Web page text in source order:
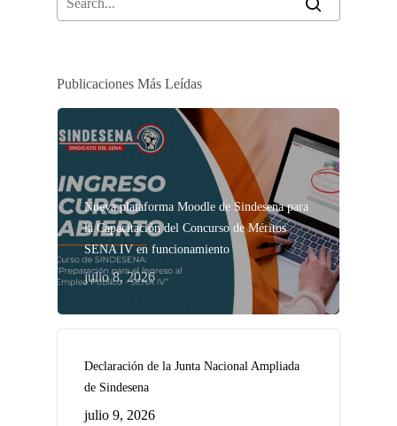
Publicaciones Más Leídas
Nueva plataforma Moodle de Sindesena para
la Capacitación del Concurso de Méritos
SENA IV en funcionamiento
julio 8, 2026
Declaración de la Junta Nacional Ampliada
de Sindesena
julio 9, 2026